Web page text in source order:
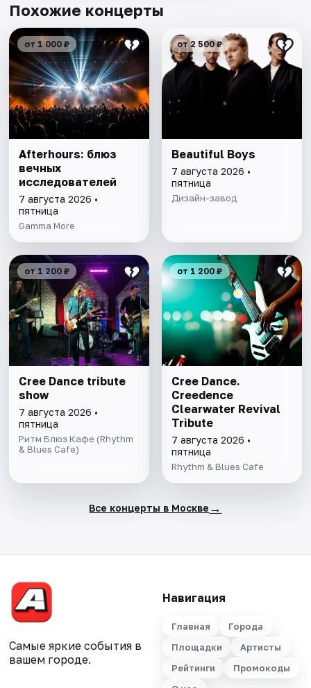
Похожие концерты
от 1 000 ₽
Afterhours: блюз
вечных
исследователей
7 августа 2026 •
пятница
Gamma More
от 2 500 ₽
Beautiful Boys
7 августа 2026 •
пятница
Дизайн-завод
от 1 200 ₽
Cree Dance tribute
show
7 августа 2026 •
пятница
Ритм Блюз Кафе (Rhythm
& Blues Cafe)
от 1 200 ₽
Cree Dance.
Creedence
Clearwater Revival
Tribute
7 августа 2026 •
пятница
Rhythm & Blues Cafe
Все концерты в Москве →
Самые яркие события в
вашем городе.
Навигация
Главная
Города
Площадки
Артисты
Рейтинги
Промокоды